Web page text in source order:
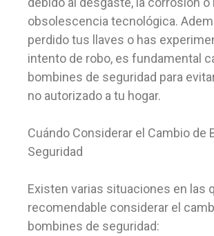
obsolescencia tecnológica.
perdido tus llaves o has
intento de robo, es fundamental
bombines de seguridad para
no autorizado a tu hogar.
Cuándo Considerar el Cambio de
Seguridad
Existen varias situaciones en las
recomendable considerar el
bombines de seguridad: